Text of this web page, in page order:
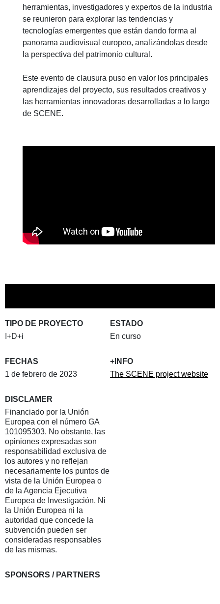
herramientas, investigadores y expertos de la industria
se reunieron para explorar las tendencias y
tecnologías emergentes que están dando forma al
panorama audiovisual europeo, analizándolas desde
la perspectiva del patrimonio cultural.
Este evento de clausura puso en valor los principales
aprendizajes del proyecto, sus resultados creativos y
las herramientas innovadoras desarrolladas a lo largo
de SCENE.
TIPO DE PROYECTO
I+D+i
ESTADO
En curso
FECHAS
1 de febrero de 2023
+INFO
The SCENE project website
DISCLAMER
Financiado por la Unión
Europea con el número GA
101095303. No obstante, las
opiniones expresadas son
responsabilidad exclusiva de
los autores y no reflejan
necesariamente los puntos de
vista de la Unión Europea o
de la Agencia Ejecutiva
Europea de Investigación. Ni
la Unión Europea ni la
autoridad que concede la
subvención pueden ser
consideradas responsables
de las mismas.
SPONSORS / PARTNERS